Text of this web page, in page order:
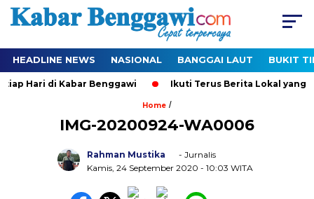
HEADLINE NEWS NASIONAL BANGGAI LAUT BUKIT
Hari di Kabar Benggawi Ikuti Terus Berita Lokal yang
Home /
IMG-20200924-WA0006
Rahman Mustika
- Jurnalis
Kamis, 24 September 2020 - 10:03 WITA